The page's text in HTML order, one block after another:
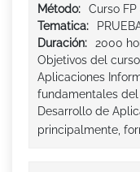
Método:
Curso
Tematica:
Duración:
2000
Objetivos del
Aplicaciones
fundamentales del
Desarrollo de
principalmente,